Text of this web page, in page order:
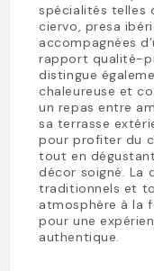
spécialités telles
ciervo, presa
accompagnées
rapport qualité-
distingue
chaleureuse et
un repas entre
sa terrasse
pour profiter du
tout en
décor soigné. La
traditionnels et
atmosphère à la
pour une
authentique.